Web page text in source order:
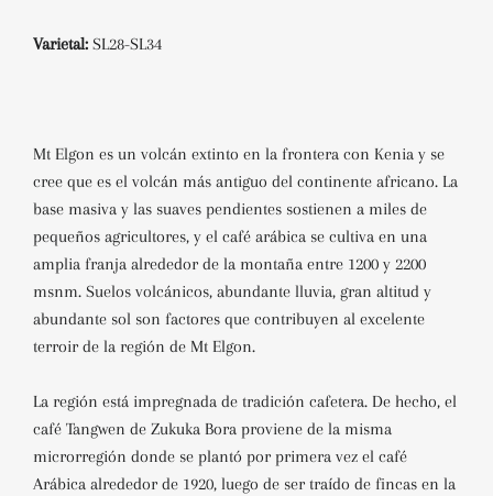
Varietal: SL28-SL34
Mt Elgon es un volcán extinto en la frontera con Kenia y se
cree que es el volcán más antiguo del continente africano. La
base masiva y las suaves pendientes sostienen a miles de
pequeños agricultores, y el café arábica se cultiva en una
amplia franja alrededor de la montaña entre 1200 y 2200
msnm. Suelos volcánicos, abundante lluvia, gran altitud y
abundante sol son factores que contribuyen al excelente
terroir de la región de Mt Elgon.
La región está impregnada de tradición cafetera. De hecho, el
café Tangwen de Zukuka Bora proviene de la misma
microrregión donde se plantó por primera vez el café
Arábica alrededor de 1920, luego de ser traído de fincas en la